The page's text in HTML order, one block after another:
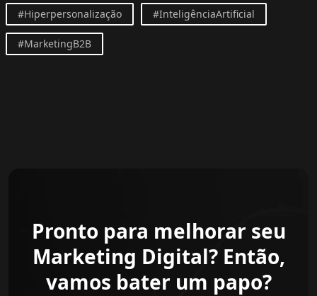
#Hiperpersonalização #InteligênciaArtificial
#MarketingB2B
Pronto para melhorar seu
Marketing Digital? Então,
vamos bater um papo?